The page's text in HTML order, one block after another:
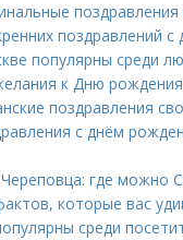
поздравлений
популярны среди
к Дню
поздравления
с днём
где можно
которые вас
среди